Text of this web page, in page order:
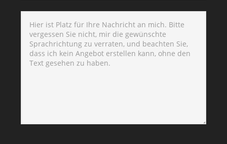
Bitte lasse dieses Feld leer.